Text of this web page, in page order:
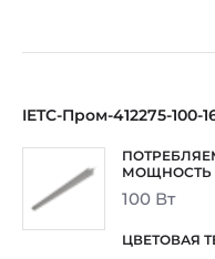
IETC-Пром-412275-100-
100 Вт